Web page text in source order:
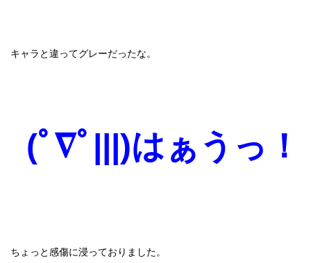
キャラと違ってグレーだったな。
(ﾟ∇ﾟ|||)はぁうっ！
ちょっと感傷に浸っておりました。